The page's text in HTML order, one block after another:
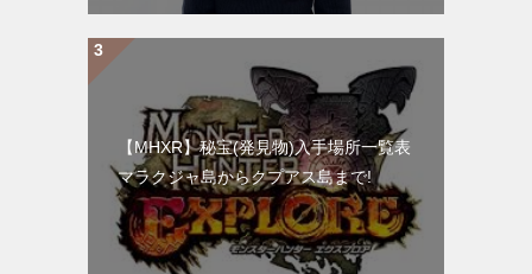
【MHXR】秘宝(発見物)入手場所一覧表
マラクジャ島からクプアス島まで!